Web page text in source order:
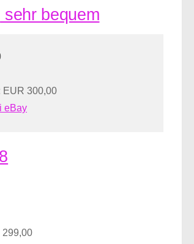
bequem
EUR 300,00
eBay
299,00